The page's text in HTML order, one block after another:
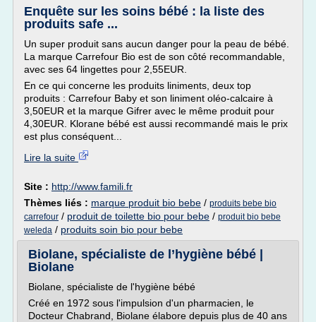
Enquête sur les soins bébé : la liste des
produits safe ...
Un super produit sans aucun danger pour la peau de bébé.
La marque Carrefour Bio est de son côté recommandable,
avec ses 64 lingettes pour 2,55EUR.
En ce qui concerne les produits liniments, deux top
produits : Carrefour Baby et son liniment oléo-calcaire à
3,50EUR et la marque Gifrer avec le même produit pour
4,30EUR. Klorane bébé est aussi recommandé mais le prix
est plus conséquent...
Lire la suite
Site : http://www.famili.fr
Thèmes liés : marque produit bio bebe / produits bebe bio
carrefour / produit de toilette bio pour bebe / produit bio bebe
weleda / produits soin bio pour bebe
Biolane, spécialiste de l’hygiène bébé |
Biolane
Biolane, spécialiste de l'hygiène bébé
Créé en 1972 sous l'impulsion d'un pharmacien, le
Docteur Chabrand, Biolane élabore depuis plus de 40 ans